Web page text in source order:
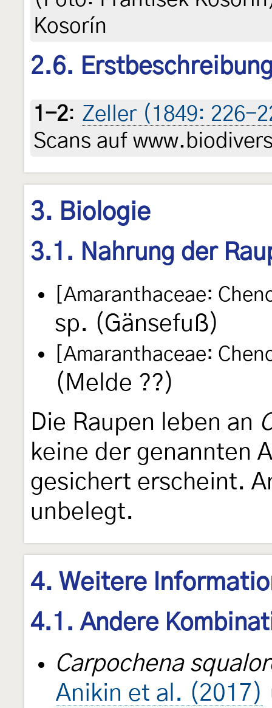
Kosorín
2.6.
1-2: Zeller (1849: 226-
Scans auf
3. Biologie
3.1. Nahrung der
[Amaranthaceae:
sp. (Gänsefuß)
[Amaranthaceae:
(Melde ??)
Die Raupen leben an
keine der genannten
gesichert erscheint.
unbelegt.
4. Weitere
4.1. Andere
Carpochena
Anikin et al. (2017)